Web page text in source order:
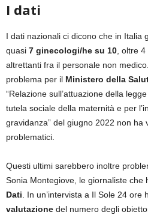
I dati
I dati nazionali ci dicono che in Italia
quasi 7 ginecologi/he su 10, oltre 4
altrettanti fra il personale non
problema per il Ministero della
“Relazione sull’attuazione della
tutela sociale della maternità e per
gravidanza” del giugno 2022 non ha
problematici.
Questi ultimi sarebbero inoltre
Sonia Montegiove, le giornaliste che
Dati. In un’intervista a Il Sole 24 ore
valutazione del numero degli